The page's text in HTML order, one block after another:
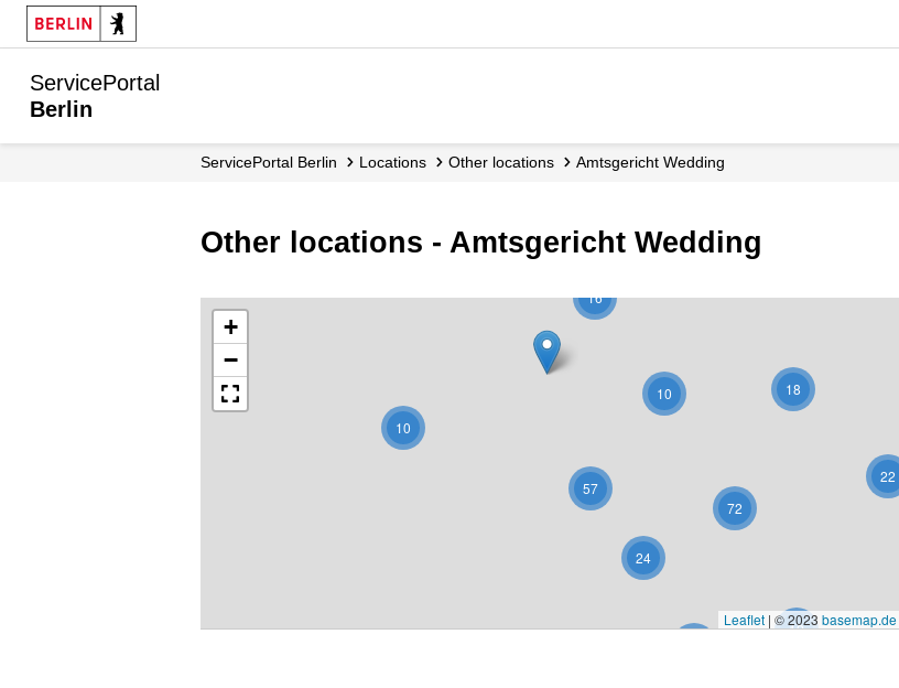
ServicePortal
Berlin
ServicePortal Berlin Locations Other locations Amtsgericht Wedding
Other locations - Amtsgericht Wedding
10
16
10
22
18
12
57
72
24
+
−
Leaflet | © 2023 basemap.de